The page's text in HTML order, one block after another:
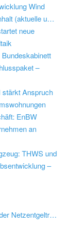
Wind
Entwicklung des PV-Ausbaus in Sachsen-Anhalt (aktuelle und historische Daten)
neue
–
stärkt Anspruch
EnBW
an
THWS und
–
Job: (Junior) Consultant (m/w/d) im Bereich der Netzentgeltregulierung - BBH Consulting AG